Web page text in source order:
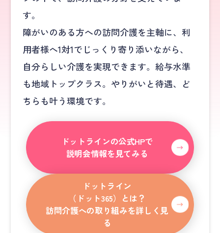
す。
障がいのある方への訪問介護を主軸に、利
用者様へ1対1でじっくり寄り添いながら、
自分らしい介護を実現できます。給与水準
も地域トップクラス。やりがいと待遇、ど
ちらも叶う環境です。
ドットラインの公式HPで
説明会情報を見てみる
ドットライン
（ドット365）とは？
訪問介護への取り組みを詳しく見
る